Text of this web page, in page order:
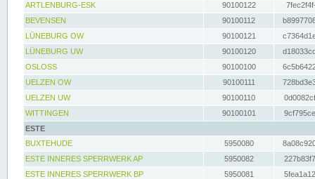
ARTLENBURG-ESK
90100122
BEVENSEN
90100112
LÜNEBURG OW
90100121
LÜNEBURG UW
90100120
OSLOSS
90100100
UELZEN OW
90100111
UELZEN UW
90100110
WITTINGEN
90100101
ESTE
BUXTEHUDE
5950080
ESTE INNERES SPERRWERK AP
5950082
ESTE INNERES SPERRWERK BP
5950081